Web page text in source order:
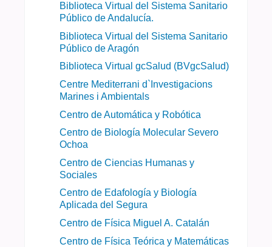
Biblioteca Virtual del Sistema Sanitario
Público de Andalucía.
Biblioteca Virtual del Sistema Sanitario
Público de Aragón
Biblioteca Virtual gcSalud (BVgcSalud)
Centre Mediterrani d`Investigacions
Marines i Ambientals
Centro de Automática y Robótica
Centro de Biología Molecular Severo
Ochoa
Centro de Ciencias Humanas y
Sociales
Centro de Edafología y Biología
Aplicada del Segura
Centro de Física Miguel A. Catalán
Centro de Física Teórica y Matemáticas